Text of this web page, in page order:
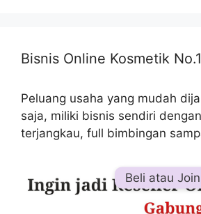
Bisnis Online Kosmetik
Peluang usaha yang mudah
saja, miliki bisnis sendiri
terjangkau, full bimbingan
Beli atau